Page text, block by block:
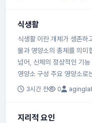
식생활
식생활 이란 개체가 생존하
물과 영양소의 총체를 의미
넘어, 신체의 정상적인 기
영양소 구성 주요 영양소
3시간 전 0
지리적 요인